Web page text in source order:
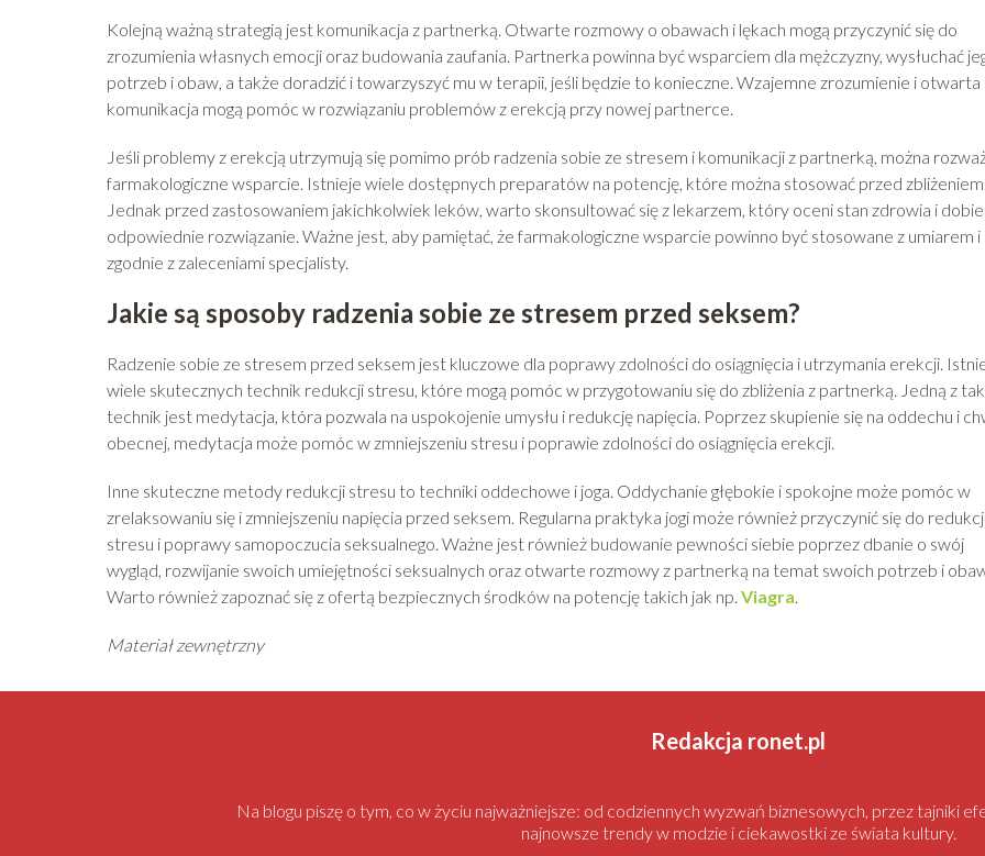
Kolejną ważną strategią jest komunikacja z partnerką. Otwarte rozmowy o obawach i lękach mogą przyczynić się do
zrozumienia własnych emocji oraz budowania zaufania. Partnerka powinna być wsparciem dla mężczyzny, wysłuchać
potrzeb i obaw, a także doradzić i towarzyszyć mu w terapii, jeśli będzie to konieczne. Wzajemne zrozumienie i otwarta
komunikacja mogą pomóc w rozwiązaniu problemów z erekcją przy nowej partnerce.
Jeśli problemy z erekcją utrzymują się pomimo prób radzenia sobie ze stresem i komunikacji z partnerką, można
farmakologiczne wsparcie. Istnieje wiele dostępnych preparatów na potencję, które można stosować przed zbliżeniem.
Jednak przed zastosowaniem jakichkolwiek leków, warto skonsultować się z lekarzem, który oceni stan zdrowia i
odpowiednie rozwiązanie. Ważne jest, aby pamiętać, że farmakologiczne wsparcie powinno być stosowane z umiarem i
zgodnie z zaleceniami specjalisty.
Jakie są sposoby radzenia sobie ze stresem przed seksem?
Radzenie sobie ze stresem przed seksem jest kluczowe dla poprawy zdolności do osiągnięcia i utrzymania erekcji.
wiele skutecznych technik redukcji stresu, które mogą pomóc w przygotowaniu się do zbliżenia z partnerką. Jedną z
technik jest medytacja, która pozwala na uspokojenie umysłu i redukcję napięcia. Poprzez skupienie się na oddechu i
obecnej, medytacja może pomóc w zmniejszeniu stresu i poprawie zdolności do osiągnięcia erekcji.
Inne skuteczne metody redukcji stresu to techniki oddechowe i joga. Oddychanie głębokie i spokojne może pomóc w
zrelaksowaniu się i zmniejszeniu napięcia przed seksem. Regularna praktyka jogi może również przyczynić się do
stresu i poprawy samopoczucia seksualnego. Ważne jest również budowanie pewności siebie poprzez dbanie o swój
wygląd, rozwijanie swoich umiejętności seksualnych oraz otwarte rozmowy z partnerką na temat swoich potrzeb i
Warto również zapoznać się z ofertą bezpiecznych środków na potencję takich jak np. Viagra.
Materiał zewnętrzny
Redakcja ronet.pl
Na blogu piszę o tym, co w życiu najważniejsze: od codziennych wyzwań biznesowych, przez tajniki
najnowsze trendy w modzie i ciekawostki ze świata kultury.